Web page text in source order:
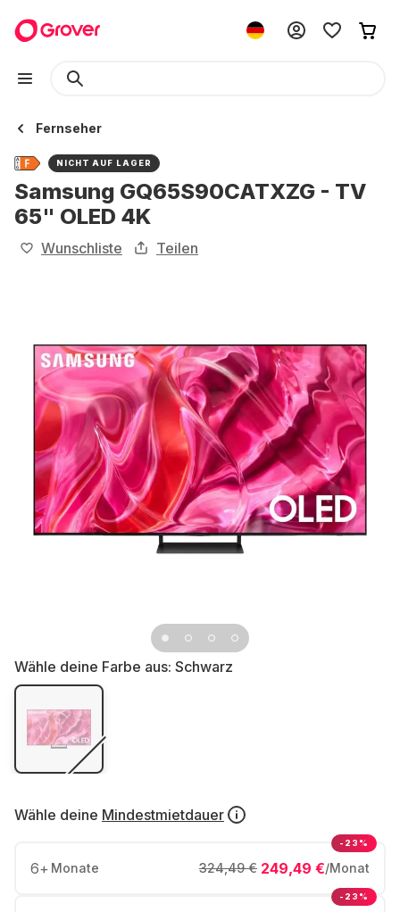
Fernseher
NICHT AUF LAGER
Samsung GQ65S90CATXZG - TV
65" OLED 4K
Wunschliste Teilen
Wähle deine Farbe aus: Schwarz
Wähle deine Mindestmietdauer
6+ Monate 249,49 €/Monat
324,49 €
-23%
-23%